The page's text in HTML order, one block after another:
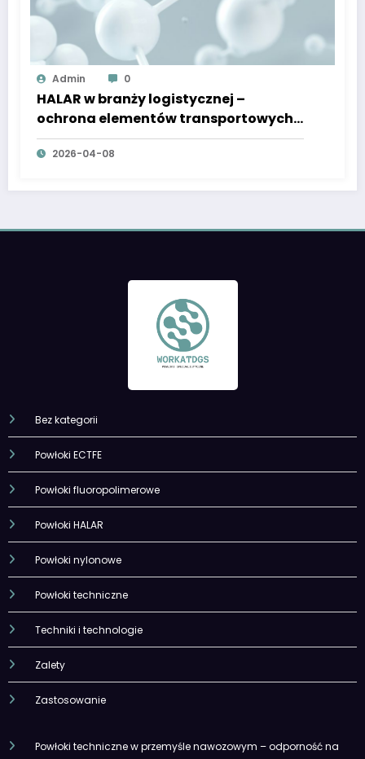
Admin 0
HALAR w branży logistycznej –
ochrona elementów transportowych
przed
2026-04-08
Bez kategorii
Powłoki ECTFE
Powłoki fluoropolimerowe
Powłoki HALAR
Powłoki nylonowe
Powłoki techniczne
Techniki i technologie
Zalety
Zastosowanie
Powłoki techniczne w przemyśle nawozowym – odporność na